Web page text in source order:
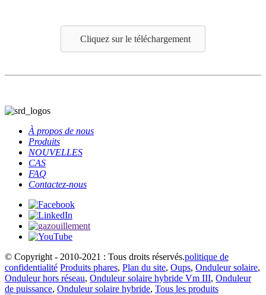
Cliquez sur le téléchargement
À propos de nous
Produits
NOUVELLES
CAS
FAQ
Contactez-nous
© Copyright - 2010-2021 : Tous droits réservés.politique de
confidentialité Produits phares, Plan du site, Oups, Onduleur solaire,
Onduleur hors réseau, Onduleur solaire hybride Vm III, Onduleur
de puissance, Onduleur solaire hybride, Tous les produits